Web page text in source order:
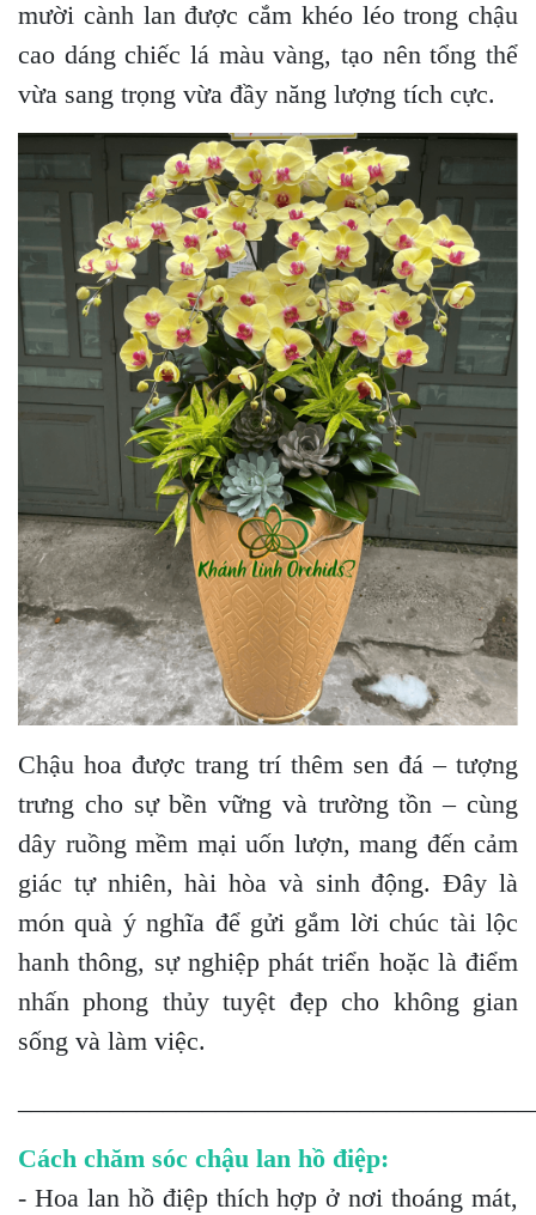
mười cành lan được cắm khéo léo trong chậu
cao dáng chiếc lá màu vàng, tạo nên tổng thể
vừa sang trọng vừa đầy năng lượng tích cực.
Chậu hoa được trang trí thêm sen đá – tượng
trưng cho sự bền vững và trường tồn – cùng
dây ruồng mềm mại uốn lượn, mang đến cảm
giác tự nhiên, hài hòa và sinh động. Đây là
món quà ý nghĩa để gửi gắm lời chúc tài lộc
hanh thông, sự nghiệp phát triển hoặc là điểm
nhấn phong thủy tuyệt đẹp cho không gian
sống và làm việc.
Cách chăm sóc chậu lan hồ điệp:
- Hoa lan hồ điệp thích hợp ở nơi thoáng mát,